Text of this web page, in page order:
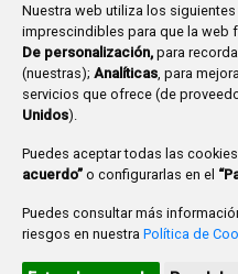
Nuestra web utiliza los
imprescindibles para que la web
De personalización, para
(nuestras); Analíticas, para
servicios que ofrece (de
Unidos).
Puedes aceptar todas las
acuerdo” o configurarlas en el
Puedes consultar más
riesgos en nuestra Política de
Plaza Mayor
947 288 800
CONTACTO | AVISOS,
CANAL DE DENUNCIAS